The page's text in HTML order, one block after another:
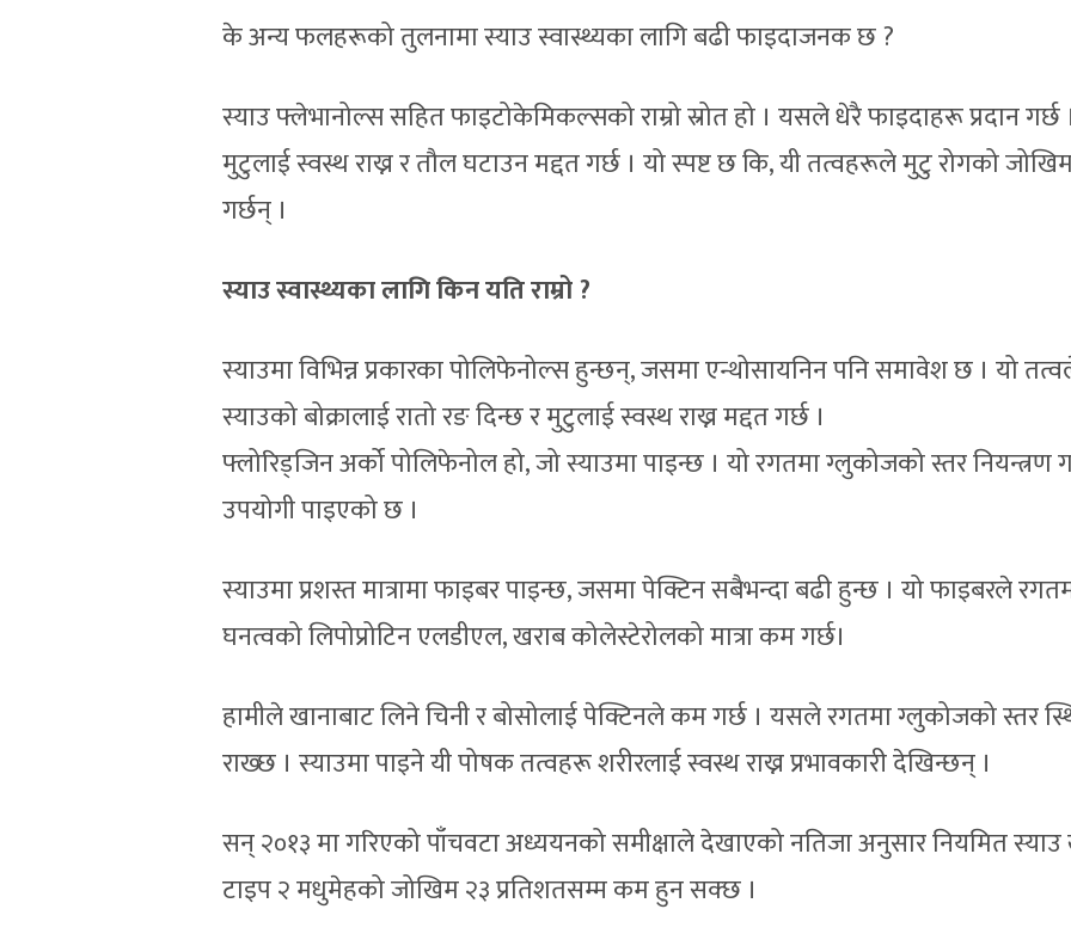
के अन्य फलहरूको तुलनामा स्याउ स्वास्थ्यका लागि बढी फाइदाजनक छ ?
स्याउ फ्लेभानोल्स सहित फाइटोकेमिकल्सको राम्रो स्रोत हो । यसले धेरै फाइदाहरू प्रदान गर्छ ।
मुटुलाई स्वस्थ राख्न र तौल घटाउन मद्दत गर्छ । यो स्पष्ट छ कि, यी तत्वहरूले मुटु रोगको
गर्छन् ।
स्याउ स्वास्थ्यका लागि किन यति राम्रो ?
स्याउमा विभिन्न प्रकारका पोलिफेनोल्स हुन्छन्, जसमा एन्थोसायनिन पनि समावेश छ । यो
स्याउको बोक्रालाई रातो रङ दिन्छ र मुटुलाई स्वस्थ राख्न मद्दत गर्छ ।
फ्लोरिड्जिन अर्को पोलिफेनोल हो, जो स्याउमा पाइन्छ । यो रगतमा ग्लुकोजको स्तर नियन्त्रण
उपयोगी पाइएको छ ।
स्याउमा प्रशस्त मात्रामा फाइबर पाइन्छ, जसमा पेक्टिन सबैभन्दा बढी हुन्छ । यो फाइबरले
घनत्वको लिपोप्रोटिन एलडीएल, खराब कोलेस्टेरोलको मात्रा कम गर्छ।
हामीले खानाबाट लिने चिनी र बोसोलाई पेक्टिनले कम गर्छ । यसले रगतमा ग्लुकोजको स्तर
राख्छ । स्याउमा पाइने यी पोषक तत्वहरू शरीरलाई स्वस्थ राख्न प्रभावकारी देखिन्छन् ।
सन् २०१३ मा गरिएको पाँचवटा अध्ययनको समीक्षाले देखाएको नतिजा अनुसार नियमित स्याउ
टाइप २ मधुमेहको जोखिम २३ प्रतिशतसम्म कम हुन सक्छ ।